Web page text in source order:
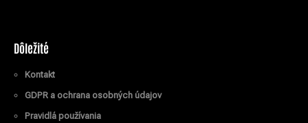
Dôležité
Kontakt
GDPR a ochrana osobných údajov
Pravidlá používania